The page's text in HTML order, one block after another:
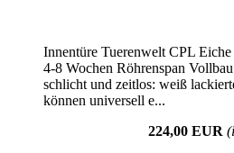
Innentüre Tuerenwelt CPL
4-8 Wochen Röhrenspan
schlicht und zeitlos: weiß
können universell e...
224,00 EUR